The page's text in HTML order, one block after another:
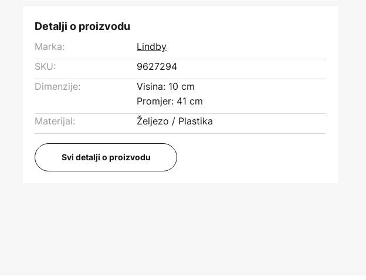
Detalji o proizvodu
Marka:
Lindby
SKU:
9627294
Dimenzije:
Visina: 10 cm
Promjer: 41 cm
Materijal:
Željezo / Plastika
Svi detalji o proizvodu